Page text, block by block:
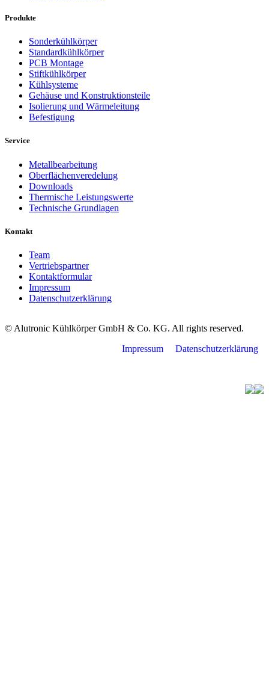
Produkte
Sonderkühlkörper
Standardkühlkörper
PCB Montage
Stiftkühlkörper
Kühlsysteme
Gehäuse und Konstruktionsteile
Isolierung und Wärmeleitung
Befestigung
Service
Metallbearbeitung
Oberflächenveredelung
Downloads
Thermische Leistungswerte
Technische Grundlagen
Kontakt
Team
Vertriebspartner
Kontaktformular
Impressum
Datenschutzerklärung
© Alutronic Kühlkörper GmbH & Co. KG. All rights reserved.
Impressum
Datenschutzerklärung